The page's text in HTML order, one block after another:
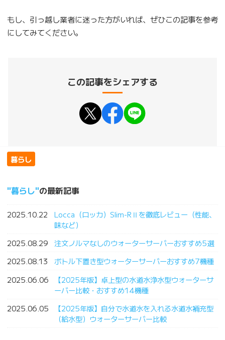
もし、引っ越し業者に迷った方がいれば、ぜひこの記事を参考
にしてみてください。
この記事をシェアする
暮らし
暮らし の最新記事
2025.10.22
Locca（ロッカ）Slim-RⅡを徹底レビュー（性能、
味など）
2025.08.29
注文ノルマなしのウォーターサーバーおすすめ5選
2025.08.13
ボトル下置き型ウォーターサーバーおすすめ7機種
2025.06.06
【2025年版】卓上型の水道水浄水型ウォーターサ
ーバー比較・おすすめ14機種
2025.06.05
【2025年版】自分で水道水を入れる水道水補充型
（給水型）ウォーターサーバー比較